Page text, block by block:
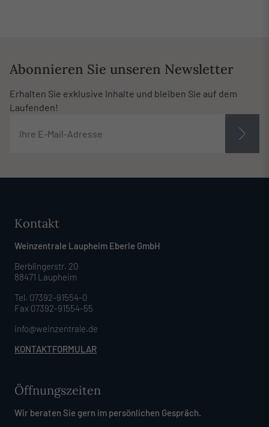
Abonnieren Sie unseren Newsletter
Erhalten Sie exklusive Inhalte und bleiben Sie auf dem
Laufenden!
Kontakt
Weinzentrale Laupheim Eberle GmbH
Berblingerstr. 20
88471 Laupheim
Tel. 07392-91554-0
Fax 07392-91554-55
info@weinzentrale.de
KONTAKTFORMULAR
Öffnungszeiten
Wir beraten Sie gern im persönlichen Gespräch.